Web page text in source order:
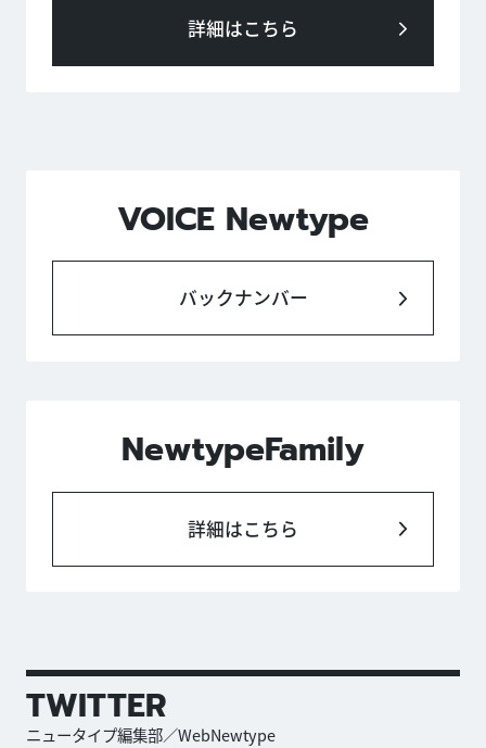
詳細はこちら
VOICE Newtype
バックナンバー
NewtypeFamily
詳細はこちら
TWITTER
ニュータイプ編集部／WebNewtype